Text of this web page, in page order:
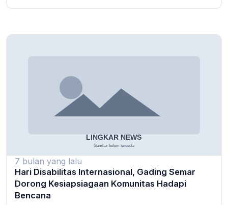
7 bulan yang lalu
Hari Disabilitas Internasional, Gading Semar
Dorong Kesiapsiagaan Komunitas Hadapi
Bencana